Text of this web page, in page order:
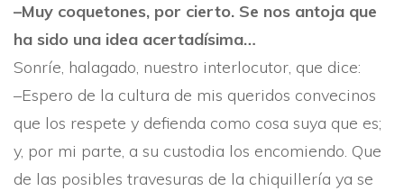
–Muy coquetones, por cierto. Se nos antoja que
ha sido una idea acertadí­sima…
Sonrí­e, halagado, nuestro interlocutor, que dice:
–Espero de la cultura de mis queridos convecinos
que los respete y defienda como cosa suya que es;
y, por mi parte, a su custodia los encomiendo. Que
de las posibles travesuras de la chiquillerí­a ya se